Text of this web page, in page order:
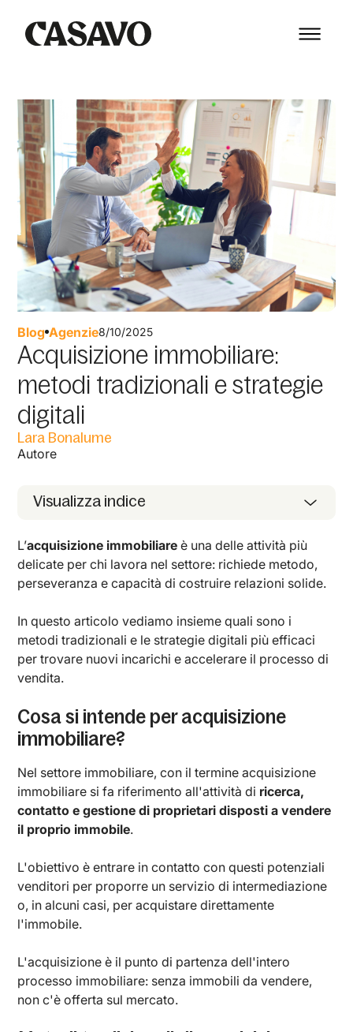
Blog Agenzie8/10/2025
Acquisizione immobiliare:
metodi tradizionali e strategie
digitali
Lara Bonalume
Autore
Visualizza indice
L’acquisizione immobiliare è una delle attività più
delicate per chi lavora nel settore: richiede metodo,
perseveranza e capacità di costruire relazioni solide.
In questo articolo vediamo insieme quali sono i
metodi tradizionali e le strategie digitali più efficaci
per trovare nuovi incarichi e accelerare il processo di
vendita.
Cosa si intende per acquisizione
immobiliare?
Nel settore immobiliare, con il termine acquisizione
immobiliare si fa riferimento all'attività di ricerca,
contatto e gestione di proprietari disposti a vendere
il proprio immobile.
L'obiettivo è entrare in contatto con questi potenziali
venditori per proporre un servizio di intermediazione
o, in alcuni casi, per acquistare direttamente
l'immobile.
L'acquisizione è il punto di partenza dell'intero
processo immobiliare: senza immobili da vendere,
non c'è offerta sul mercato.